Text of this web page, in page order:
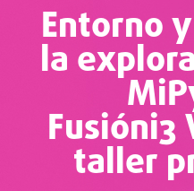
Entorno
la
Fusióni3
taller